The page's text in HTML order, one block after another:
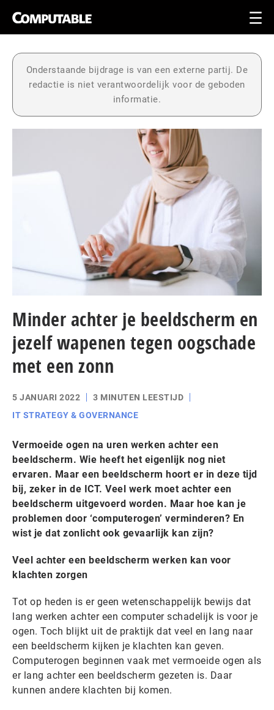
Onderstaande bijdrage is van een externe partij. De
redactie is niet verantwoordelijk voor de geboden
informatie.
Minder achter je beeldscherm en
jezelf wapenen tegen oogschade
met een zonn
5 JANUARI 2022
3 MINUTEN LEESTIJD
IT STRATEGY & GOVERNANCE
Vermoeide ogen na uren werken achter een
beeldscherm. Wie heeft het eigenlijk nog niet
ervaren. Maar een beeldscherm hoort er in deze tijd
bij, zeker in de ICT. Veel werk moet achter een
beeldscherm uitgevoerd worden. Maar hoe kan je
problemen door ‘computerogen’ verminderen? En
wist je dat zonlicht ook gevaarlijk kan zijn?
Veel achter een beeldscherm werken kan voor
klachten zorgen
Tot op heden is er geen wetenschappelijk bewijs dat
lang werken achter een computer schadelijk is voor je
ogen. Toch blijkt uit de praktijk dat veel en lang naar
een beeldscherm kijken je klachten kan geven.
Computerogen beginnen vaak met vermoeide ogen als
er lang achter een beeldscherm gezeten is. Daar
kunnen andere klachten bij komen.